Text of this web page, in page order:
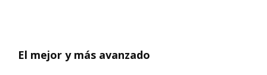
El mejor y más avanzado